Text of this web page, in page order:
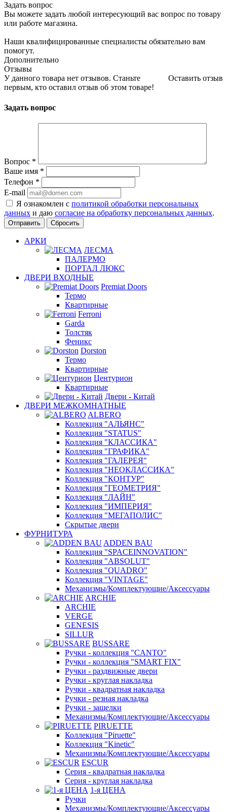
Задать вопрос
Вы можете задать любой интересующий вас вопрос по товару
или работе магазина.
Наши квалифицированные специалисты обязательно вам
помогут.
Дополнительно
Отзывы
Оставить отзыв
У данного товара нет отзывов. Станьте
первым, кто оставил отзыв об этом товаре!
Задать вопрос
Вопрос *
Ваше имя *
Телефон *
E-mail
Я ознакомлен с политикой обработки персональных
данных и даю согласие на обработку персональных данных.
Сбросить
АРКИ
ЛЕСМА
ПАЛЕРМО
ПОРТАЛ ЛЮКС
ДВЕРИ ВХОДНЫЕ
Premiat Doors
Термо
Квартирные
Ferroni
Garda
Толстяк
Феникс
Dorston
Термо
Квартирные
Центурион
Квартирные
Двери - Китай
ДВЕРИ МЕЖКОМНАТНЫЕ
ALBERO
Коллекция "АЛЬЯНС"
Коллекция "STATUS"
Коллекция "КЛАССИКА"
Коллекция "ГРАФИКА"
Коллекция "ГАЛЕРЕЯ"
Коллекция "НЕОКЛАССИКА"
Коллекция "КОНТУР"
Коллекция "ГЕОМЕТРИЯ"
Коллекция "ЛАЙН"
Коллекция "ИМПЕРИЯ"
Коллекция "МЕГАПОЛИС"
Скрытые двери
ФУРНИТУРА
ADDEN BAU
Коллекция "SPACEINNOVATION"
Коллекция "ABSOLUT"
Коллекция "QUADRO"
Коллекция "VINTAGE"
Механизмы/Комплектующие/Аксессуары
ARCHIE
ARCHIE
VERGE
GENESIS
SILLUR
BUSSARE
Ручки - коллекция "CANTO"
Ручки - коллекция "SMART FIX"
Ручки - раздвижные двери
Ручки - круглая накладка
Ручки - квадратная накладка
Ручки - резная накладка
Ручки - защелки
Механизмы/Комплектующие/Аксессуары
PIRUETTE
Коллекция "Piruette"
Коллекция "Kinetic"
Механизмы/Комплектующие/Аксессуары
ESCUR
Серия - квадратная накладка
Серия - круглая накладка
1-я ЦЕНА
Ручки
Механизмы/Комплектующие/Аксессуары